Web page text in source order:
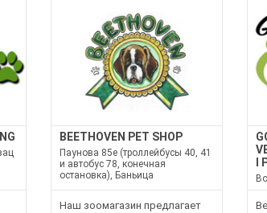
BEETHOVEN PET SHOP
Паунова 85е (троллейбусы 40, 41
и автобус 78, конечная
остановка), Баньица
Наш зоомагазин предлагает
I